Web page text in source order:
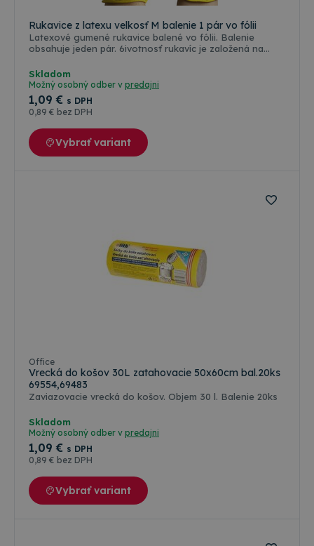
Rukavice z latexu velkosť M balenie 1 pár vo fólii
Latexové gumené rukavice balené vo fólii. Balenie
obsahuje jeden pár. 6ivotnosť rukavíc je založená na
Skladom
Možný osobný odber v predajni
1,09 € s DPH
0,89 € bez DPH
Vybrať variant
Office
Vrecká do košov 30L zatahovacie 50x60cm bal.20ks
69554,69483
Zaviazovacie vrecká do košov. Objem 30 l. Balenie 20ks
Skladom
Možný osobný odber v predajni
1,09 € s DPH
0,89 € bez DPH
Vybrať variant